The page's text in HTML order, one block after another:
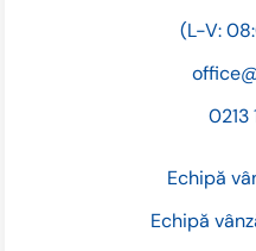
(L-V:
0213
Echipă
Echipă